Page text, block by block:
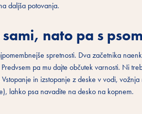
daljša potovanja.
nato pa s
spretnosti. Dva začetnika
pa mu dajte občutek varnosti. Ni
in izstopanje z deske v vodi,
lahko psa navadite na desko na kopnem.